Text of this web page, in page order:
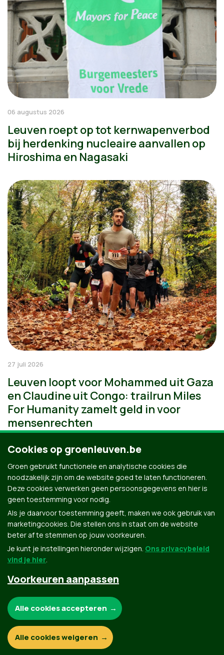
06 augustus 2026
Leuven roept op tot kernwapenverbod
bij herdenking nucleaire aanvallen op
Hiroshima en Nagasaki
27 juli 2026
Leuven loopt voor Mohammed uit Gaza
en Claudine uit Congo: trailrun Miles
For Humanity zamelt geld in voor
mensenrechten
Groen.be
© Copyright Groen 2026 | Gemaakt met NationBuilder
Contact Privacybeleid
Cookies op groenleuven.be
Groen gebruikt functionele en analytische cookies die
noodzakelijk zijn om de website goed te laten functioneren.
Deze cookies verwerken geen persoonsgegevens en hier is
geen toestemming voor nodig.
Als je daarvoor toestemming geeft, maken we ook gebruik van
marketingcookies. Die stellen ons in staat om de website
beter af te stemmen op jouw voorkeuren.
Je kunt je instellingen hieronder wijzigen. Ons privacybeleid
vind je hier.
Voorkeuren aanpassen
Functionele en analytische cookies:
Alle cookies accepteren
Alle cookies weigeren